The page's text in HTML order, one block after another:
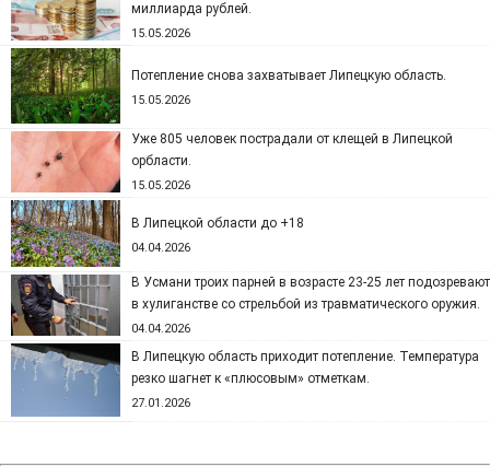
миллиарда рублей.
15.05.2026
Потепление снова захватывает Липецкую область.
15.05.2026
Уже 805 человек пострадали от клещей в Липецкой
орбласти.
15.05.2026
В Липецкой области до +18
04.04.2026
В Усмани троих парней в возрасте 23-25 лет подозревают
в хулиганстве со стрельбой из травматического оружия.
04.04.2026
В Липецкую область приходит потепление. Температура
резко шагнет к «плюсовым» отметкам.
27.01.2026